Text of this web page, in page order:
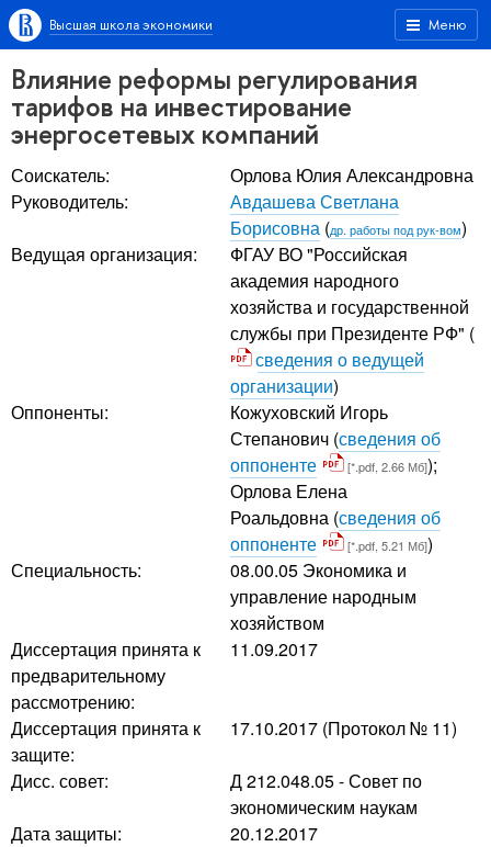
Меню
Высшая школа экономики
Влияние реформы регулирования
тарифов на инвестирование
энергосетевых компаний
Соискатель:
Орлова Юлия Александровна
Руководитель:
Авдашева Светлана
Борисовна (др. работы под рук-вом)
Ведущая организация:
ФГАУ ВО "Российская
академия народного
хозяйства и государственной
службы при Президенте РФ" (
сведения о ведущей
организации)
Оппоненты:
Кожуховский Игорь
Степанович (сведения об
оппоненте
[*.pdf, 2.66 Мб]);
Орлова Елена
Роальдовна (сведения об
оппоненте
[*.pdf, 5.21 Мб])
Специальность:
08.00.05 Экономика и
управление народным
хозяйством
Диссертация принята к
предварительному
рассмотрению:
11.09.2017
Диссертация принята к
защите:
17.10.2017 (Протокол № 11)
Дисс. совет:
Д 212.048.05 - Совет по
экономическим наукам
Дата защиты:
20.12.2017